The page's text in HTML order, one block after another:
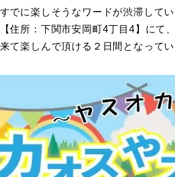
でに楽しそうなワードが渋滞して
【住所：下関市安岡町4丁目4】にて
て楽しんで頂ける２日間となって